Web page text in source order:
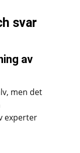
svar
av
men det
experter